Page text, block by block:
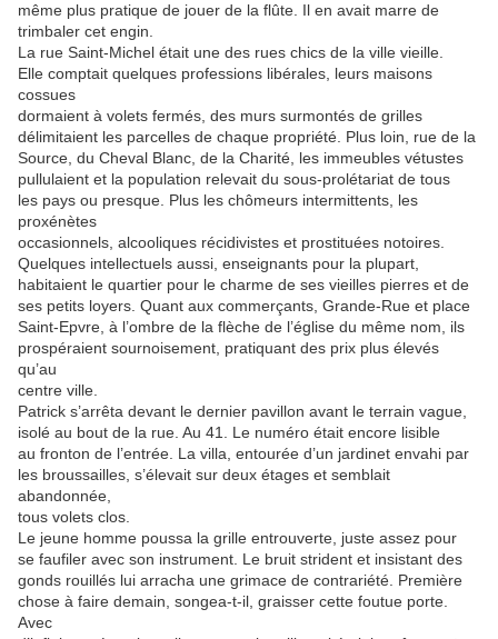
même plus pratique de jouer de la flûte. Il en avait marre de
trimbaler cet engin.
La rue Saint-Michel était une des rues chics de la ville vieille.
Elle comptait quelques professions libérales, leurs maisons
cossues
dormaient à volets fermés, des murs surmontés de grilles
délimitaient les parcelles de chaque propriété. Plus loin, rue de la
Source, du Cheval Blanc, de la Charité, les immeubles vétustes
pullulaient et la population relevait du sous-prolétariat de tous
les pays ou presque. Plus les chômeurs intermittents, les
proxénètes
occasionnels, alcooliques récidivistes et prostituées notoires.
Quelques intellectuels aussi, enseignants pour la plupart,
habitaient le quartier pour le charme de ses vieilles pierres et de
ses petits loyers. Quant aux commerçants, Grande-Rue et place
Saint-Epvre, à l’ombre de la flèche de l’église du même nom, ils
prospéraient sournoisement, pratiquant des prix plus élevés
qu’au
centre ville.
Patrick s’arrêta devant le dernier pavillon avant le terrain vague,
isolé au bout de la rue. Au 41. Le numéro était encore lisible
au fronton de l’entrée. La villa, entourée d’un jardinet envahi par
les broussailles, s’élevait sur deux étages et semblait
abandonnée,
tous volets clos.
Le jeune homme poussa la grille entrouverte, juste assez pour
se faufiler avec son instrument. Le bruit strident et insistant des
gonds rouillés lui arracha une grimace de contrariété. Première
chose à faire demain, songea-t-il, graisser cette foutue porte.
Avec